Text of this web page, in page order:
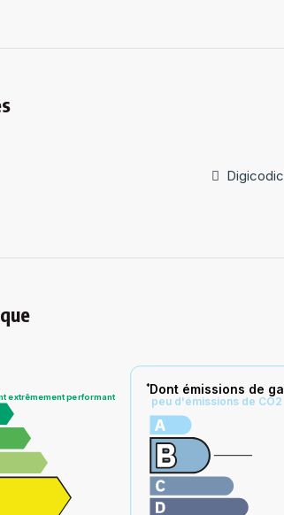
extrêmement performant
*Dont émissions de
peu d'émissions de CO2